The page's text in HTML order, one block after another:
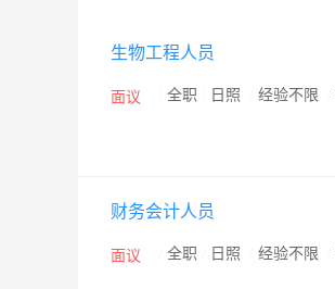
生物工程人员
面议 全职 日照 经验不限
财务会计人员
面议 全职 日照 经验不限